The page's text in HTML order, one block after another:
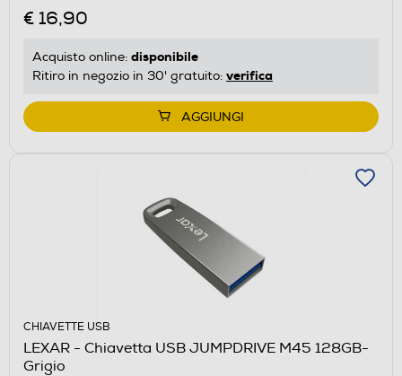
€ 16,90
Acquisto online: disponibile
Ritiro in negozio in 30' gratuito: verifica
AGGIUNGI
CHIAVETTE USB
LEXAR - Chiavetta USB JUMPDRIVE M45 128GB-
Grigio